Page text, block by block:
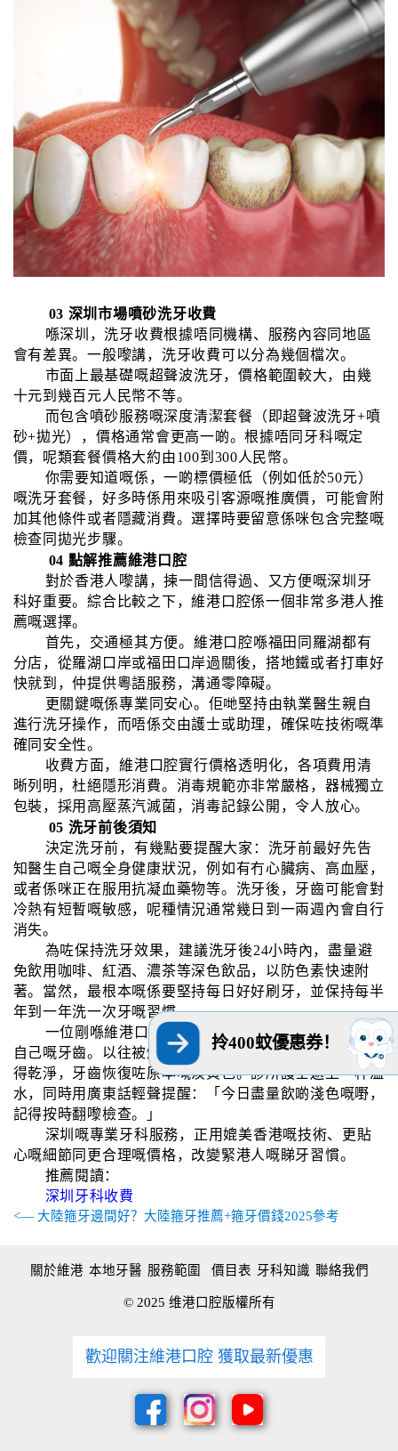
03 深圳市場噴砂洗牙收費
喺深圳，洗牙收費根據唔同機構、服務內容同地區
會有差異。一般嚟講，洗牙收費可以分為幾個檔次。
市面上最基礎嘅超聲波洗牙，價格範圍較大，由幾
十元到幾百元人民幣不等。
而包含噴砂服務嘅深度清潔套餐（即超聲波洗牙+噴
砂+拋光），價格通常會更高一啲。根據唔同牙科嘅定
價，呢類套餐價格大約由100到300人民幣。
你需要知道嘅係，一啲標價極低（例如低於50元）
嘅洗牙套餐，好多時係用來吸引客源嘅推廣價，可能會附
加其他條件或者隱藏消費。選擇時要留意係咪包含完整嘅
檢查同拋光步驟。
04 點解推薦維港口腔
對於香港人嚟講，揀一間信得過、又方便嘅深圳牙
科好重要。綜合比較之下，維港口腔係一個非常多港人推
薦嘅選擇。
首先，交通極其方便。維港口腔喺福田同羅湖都有
分店，從羅湖口岸或福田口岸過關後，搭地鐵或者打車好
快就到，仲提供粵語服務，溝通零障礙。
更關鍵嘅係專業同安心。佢哋堅持由執業醫生親自
進行洗牙操作，而唔係交由護士或助理，確保咗技術嘅準
確同安全性。
收費方面，維港口腔實行價格透明化，各項費用清
晰列明，杜絕隱形消費。消毒規範亦非常嚴格，器械獨立
包裝，採用高壓蒸汽滅菌，消毒記錄公開，令人放心。
05 洗牙前後須知
決定洗牙前，有幾點要提醒大家：洗牙前最好先告
知醫生自己嘅全身健康狀況，例如有冇心臟病、高血壓，
或者係咪正在服用抗凝血藥物等。洗牙後，牙齒可能會對
冷熱有短暫嘅敏感，呢種情況通常幾日到一兩週內會自行
消失。
為咗保持洗牙效果，建議洗牙後24小時內，盡量避
免飲用咖啡、紅酒、濃茶等深色飲品，以防色素快速附
著。當然，最根本嘅係要堅持每日好好刷牙，並保持每半
年到一年洗一次牙嘅習慣。
一位剛喺維港口腔洗完牙嘅香港客人翻開唇，檢查
自己嘅牙齒。以往被煙漬茶垢佔據嘅牙縫同內側，而家變
得乾淨，牙齒恢復咗原本嘅淡黃色。診所護士遞上一杯溫
水，同時用廣東話輕聲提醒：「今日盡量飲啲淺色嘅嘢，
記得按時翻嚟檢查。」
深圳嘅專業牙科服務，正用媲美香港嘅技術、更貼
心嘅細節同更合理嘅價格，改變緊港人嘅睇牙習慣。
推薦閱讀：
深圳牙科收費
<— 大陸箍牙邊間好？大陸箍牙推薦+箍牙價錢2025參考
關於維港 本地牙醫 服務範圍 價目表 牙科知識 聯絡我們
© 2025 维港口腔版權所有
歡迎關注維港口腔 獲取最新優惠
拎400蚊優惠券！